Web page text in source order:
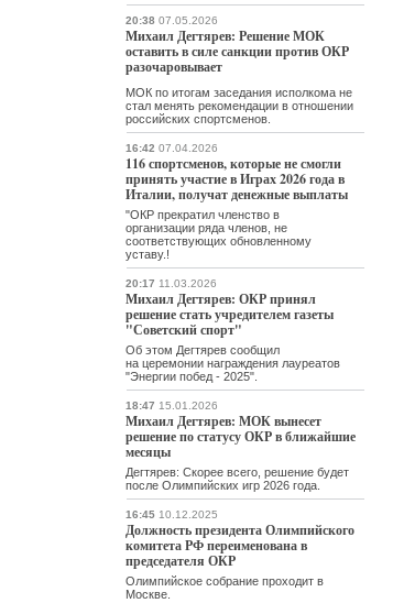
20:38 07.05.2026
Михаил Дегтярев: Решение МОК
оставить в силе санкции против ОКР
разочаровывает
МОК по итогам заседания исполкома не
стал менять рекомендации в отношении
российских спортсменов.
16:42 07.04.2026
116 спортсменов, которые не смогли
принять участие в Играх 2026 года в
Италии, получат денежные выплаты
"ОКР прекратил членство в
организации ряда членов, не
соответствующих обновленному
уставу.!
20:17 11.03.2026
Михаил Дегтярев: ОКР принял
решение стать учредителем газеты
"Советский спорт"
Об этом Дегтярев сообщил
на церемонии награждения лауреатов
"Энергии побед - 2025".
18:47 15.01.2026
Михаил Дегтярев: МОК вынесет
решение по статусу ОКР в ближайшие
месяцы
Дегтярев: Скорее всего, решение будет
после Олимпийских игр 2026 года.
16:45 10.12.2025
Должность президента Олимпийского
комитета РФ переименована в
председателя ОКР
Олимпийское собрание проходит в
Москве.